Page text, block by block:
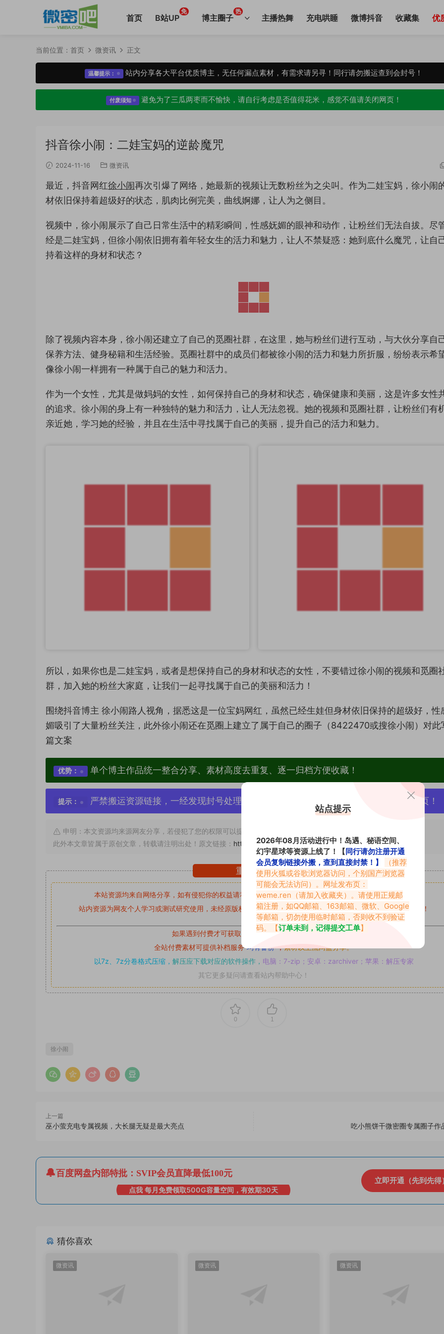
首页 B站UP
免
博主圈子
热
主播热舞 充电哄睡 微博抖音 收藏集 优
当前位置： 首页 微资讯 正文
温馨提示： 站内分享各大平台优质博主，无任何漏点素材，有需求请另寻！同行请勿搬运查到会封号！
付废须知 避免为了三瓜两枣而不愉快，请自行考虑是否值得花米，感觉不值请关闭网页！
抖音徐小闹：二娃宝妈的逆龄魔咒
2024-11-16 微资讯
最近，抖音网红徐小闹再次引爆了网络，她最新的视频让无数粉丝为之尖叫。作为二娃宝妈，徐小闹
材依旧保持着超级好的状态，肌肉比例完美，曲线婀娜，让人为之侧目。
视频中，徐小闹展示了自己日常生活中的精彩瞬间，性感妩媚的眼神和动作，让粉丝们无法自拔。尽
经是二娃宝妈，但徐小闹依旧拥有着年轻女生的活力和魅力，让人不禁疑惑：她到底什么魔咒，让自
持着这样的身材和状态？
除了视频内容本身，徐小闹还建立了自己的觅圈社群，在这里，她与粉丝们进行互动，与大伙分享自
保养方法、健身秘籍和生活经验。觅圈社群中的成员们都被徐小闹的活力和魅力所折服，纷纷表示希
像徐小闹一样拥有一种属于自己的魅力和活力。
作为一个女性，尤其是做妈妈的女性，如何保持自己的身材和状态，确保健康和美丽，这是许多女性
的追求。徐小闹的身上有一种独特的魅力和活力，让人无法忽视。她的视频和觅圈社群，让粉丝们有
亲近她，学习她的经验，并且在生活中寻找属于自己的美丽，提升自己的活力和魅力。
所以，如果你也是二娃宝妈，或者是想保持自己的身材和状态的女性，不要错过徐小闹的视频和觅圈
群，加入她的粉丝大家庭，让我们一起寻找属于自己的美丽和活力！
围绕抖音博主 徐小闹路人视角，据悉这是一位宝妈网红，虽然已经生娃但身材依旧保持的超级好，性
媚吸引了大量粉丝关注，此外徐小闹还在觅圈上建立了属于自己的圈子（8422470或搜徐小闹）对此
篇文案
优势： 单个博主作品统一整合分享、素材高度去重复、逐一归档方便收藏！
提示： 严禁搬运资源链接，一经发现封号处理，素材资源无露点、需求请绕道，关闭本站网页！
申明：本文资源均来源网友分享，若侵犯了您的权限可以提交工单处理。
此外本文章皆属于原创文章，转载请注明出处！原文链接： https://www.vmiba.com/11996.html
重要声明
本站资源均来自网络分享，如有侵犯你的权益请私信留言收到留言后，我们会第一时间进行审核后删除。
站内资源为网友个人学习或测试研究使用，未经原版权作者许可,禁止用于任何商业途径！请在下载24小时内删除！
如果遇到付费才可获取的素材，建议升级对应的VIP。
全站付费素材可提供补档服务“均有备份”，素材以主流网盘分享。
以7z、7z分卷格式压缩， 解压应下载对应的软件操作， 电脑：7-zip；安卓：zarchiver；苹果：解压专家
其它更多疑问请查看站内帮助中心！
0 1
徐小闹
上一篇
巫小萤充电专属视频，大长腿无疑是最大亮点 吃小熊饼干微密圈专属圈子作
百度网盘内部特批：SVIP会员直降最低100元
点我 每月免费领取500G容量空间，有效期30天
立即开通（先到先得）
猜你喜欢
微资讯 微资讯 微资讯
站点提示
2026年08月活动进行中！岛遇、秘语空间、
幻宇星球等资源上线了！【同行请勿注册开通
会员复制链接外搬，查到直接封禁！】
（推荐
使用火狐或谷歌浏览器访问，个别国产浏览器
可能会无法访问）。网址发布页：
weme.ren （请加入收藏夹）。请使用正规邮
箱注册，如QQ邮箱、163邮箱、微软、Google
等邮箱，切勿使用临时邮箱，否则收不到验证
码。【订单未到，记得提交工单】